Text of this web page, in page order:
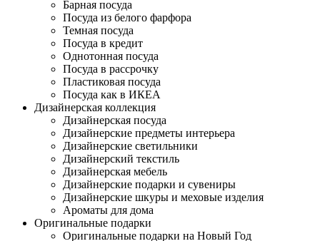
Барная посуда
Посуда из белого фарфора
Темная посуда
Посуда в кредит
Однотонная посуда
Посуда в рассрочку
Пластиковая посуда
Посуда как в ИКЕА
Дизайнерская коллекция
Дизайнерская посуда
Дизайнерские предметы интерьера
Дизайнерские светильники
Дизайнерский текстиль
Дизайнерская мебель
Дизайнерские подарки и сувениры
Дизайнерские шкуры и меховые изделия
Ароматы для дома
Оригинальные подарки
Оригинальные подарки на Новый Год